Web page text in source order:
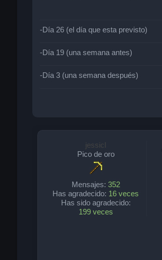
-Día 26 (el día que esta previsto)
-Día 19 (una semana antes)
-Día 3 (una semana después)
jessicl
Pico de oro
Mensajes: 352
Has agradecido: 16 veces
Has sido agradecido:
199 veces